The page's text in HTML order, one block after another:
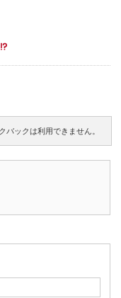
バックは利用できません。